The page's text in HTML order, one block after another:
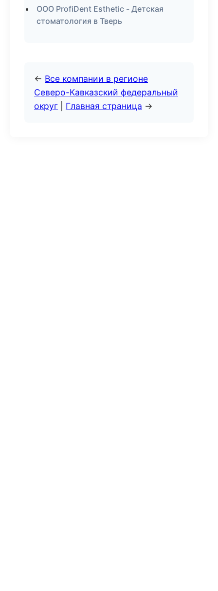
ООО ProfiDent Esthetic - Детская
стоматология в Тверь
← Все компании в регионе
Северо-Кавказский федеральный
округ
Главная страница →